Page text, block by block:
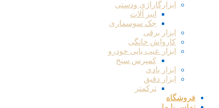
ابزارگاراژی ودستی
انبر آلات
جک سوسماری
ابزار برقی
کارواش خانگی
ابزار عیب یابی خودرو
کمپرس سنج
ابزار بادی
ابزار دقیق
ترکمتر
فروشگاه